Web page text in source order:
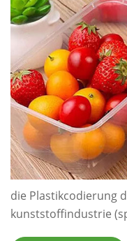
die Plastikcodierung
kunststoffindustrie